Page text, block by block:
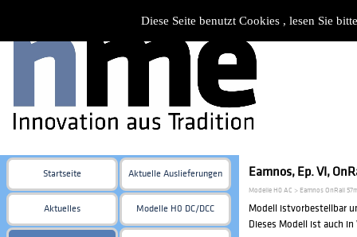
Diese Seite benutzt Cookies , lesen Sie
Startseite Aktuelle Auslieferungen
Aktuelles Modelle H0 DC/DCC
Eamnos, Ep. VI,
Modelle H0 AC > Eamnos OnRail
Modell istvorbestellbar
Dieses Modell ist auch